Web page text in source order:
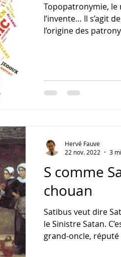
Topopatronymie, le
l’invente… Il s’agit
l’origine des
S comme
chouan
Satibus veut dire
le Sinistre Satan.
grand-oncle, réputé
Hervé Fauve
22 nov. 2022
3